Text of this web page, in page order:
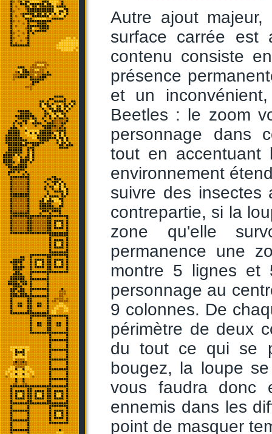
Autre ajout
surface carrée est
contenu consiste
présence
et un
Beetles : le zoom
personnage dans
tout en accentuant
environnement
suivre des
contrepartie, si la
zone qu'elle
permanence une
montre 5 lignes et
personnage au
9 colonnes. De
périmètre de deux
du tout ce qui se
bougez, la loupe
vous faudra donc
ennemis dans les
point de masquer